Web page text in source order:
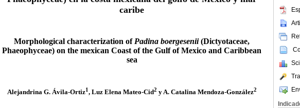
caribe
Morphological characterization ofPadina boergesenii(Dictyotaceae,
Phaeophyceae) on the mexican Coast of the Gulf of Mexico and Caribbean
sea
Alejandrina G. Ávila-Ortiz1, Luz Elena Mateo-Cid2 y A. Catalina Mendoza-González2